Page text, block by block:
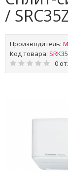
/
Производитель:
Код товара:
0